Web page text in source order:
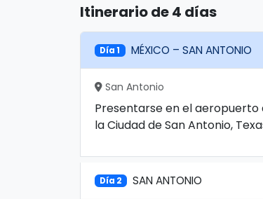
Itinerario de 4 días
Día 1 MÉXICO – SAN ANTONIO
San Antonio
Presentarse en el
la Ciudad de San Antonio,
Día 2 SAN ANTONIO